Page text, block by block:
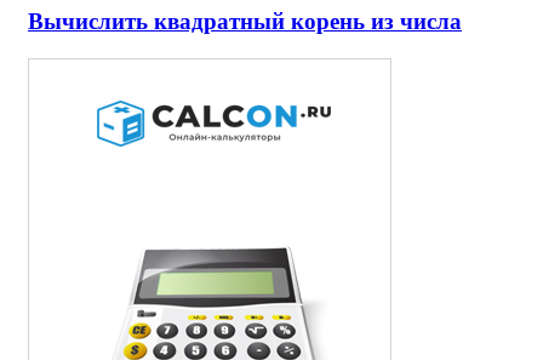
Вычислить квадратный корень из числа